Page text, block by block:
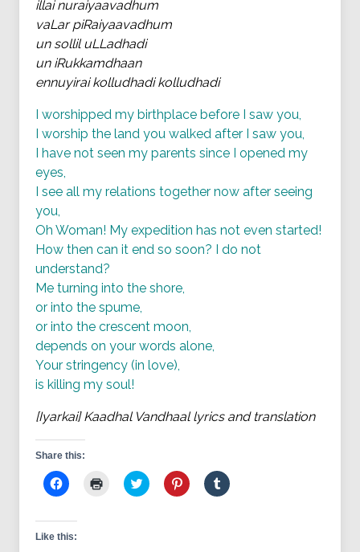
illai nuraiyaavadhum
vaLar piRaiyaavadhum
un sollil uLLadhadi
un iRukkamdhaan
ennuyirai kolludhadi kolludhadi
I worshipped my birthplace before I saw you,
I worship the land you walked after I saw you,
I have not seen my parents since I opened my
eyes,
I see all my relations together now after seeing
you,
Oh Woman! My expedition has not even started!
How then can it end so soon? I do not
understand?
Me turning into the shore,
or into the spume,
or into the crescent moon,
depends on your words alone,
Your stringency (in love),
is killing my soul!
[Iyarkai] Kaadhal Vandhaal lyrics and translation
Share this:
Click
to
Facebook
(Opens
in
Click Click
to
Click
to
Click
to
Like this: